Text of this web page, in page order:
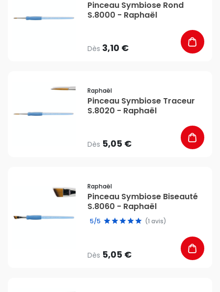
Pinceau Symbiose Rond
S.8000 - Raphaël
Dès 3,10 €
Raphaël
Pinceau Symbiose Traceur
S.8020 - Raphaël
Dès 5,05 €
Raphaël
Pinceau Symbiose Biseauté
S.8060 - Raphaël
5/5 (1 avis)
Dès 5,05 €